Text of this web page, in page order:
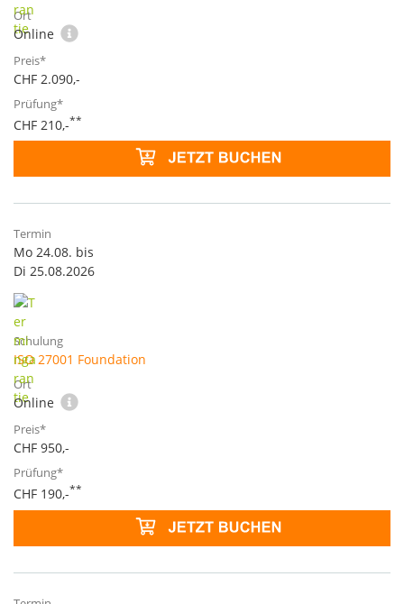
Online
CHF 2.090,-
CHF 210,-**
Mo 24.08. bis
Di 25.08.2026
ISO 27001 Foundation
Online
CHF 950,-
CHF 190,-**